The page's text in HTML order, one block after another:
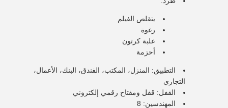
يتقلص الفيلم
رغوة
علبة كرتون
أحزمة
التطبيق: المنزل، المكتب، الفندق، البنك، الأعمال،
التجاري
القفل: قفل ومفتاح رقمي إلكتروني
المهندسين: 8